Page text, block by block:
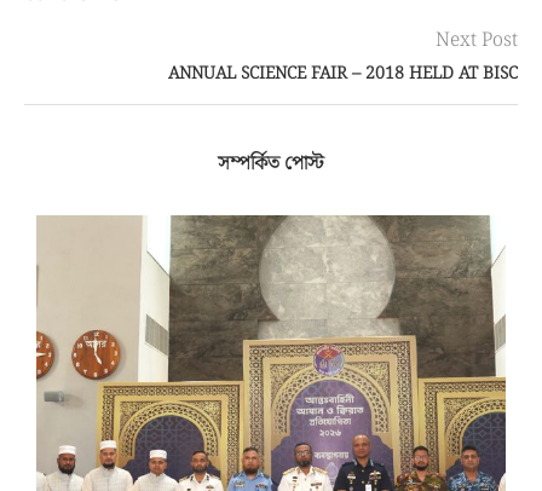
Next Post
ANNUAL SCIENCE FAIR – 2018 HELD AT BISC
সম্পর্কিত পোস্ট